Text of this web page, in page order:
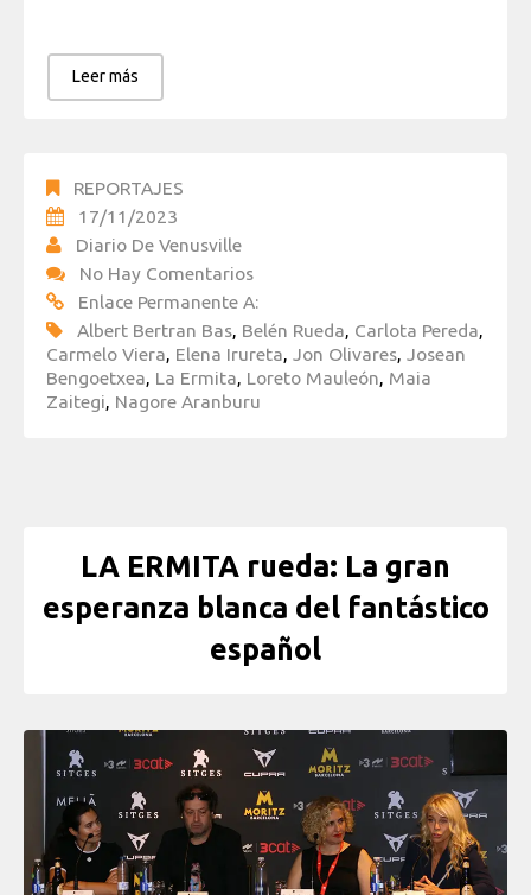
Leer más
REPORTAJES
17/11/2023
Diario De Venusville
No Hay Comentarios
Enlace Permanente A:
Albert Bertran Bas Belén Rueda Carlota Pereda
Carmelo Viera Elena Irureta Jon Olivares
Josean
Bengoetxea La Ermita Loreto Mauleón Maia
Zaitegi Nagore Aranburu
LA ERMITA rueda: La gran
esperanza blanca del fantástico
español